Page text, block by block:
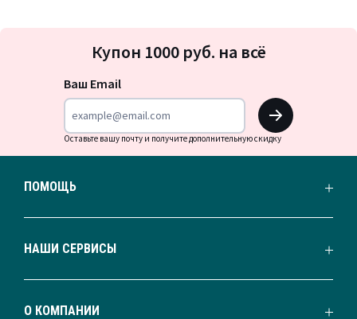
на
Купон 1000 руб. на всё
Ваш Email
OK
Оставьте вашу почту и получите дополнительную скидку
ПОМОЩЬ
НАШИ СЕРВИСЫ
О КОМПАНИИ